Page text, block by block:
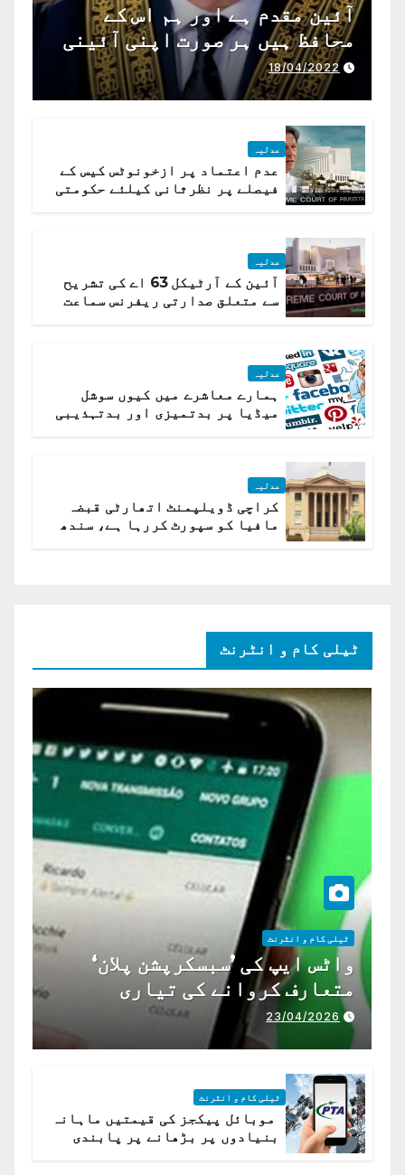
آئین مقدم ہے اور ہم اس کے
محافظ ہیں ہر صورت اپنی آئینی
ذمہ داری ادا کرینگے ، چیف
جسٹس پاکستان
18/04/2022
عدلیہ
عدم اعتماد پر ازخونوٹس کیس کے
فیصلے پر نظرثانی کیلئے حکومتی
عدلیہ
آئین کے آرٹیکل 63 اے کی تشریح
سے متعلق صدارتی ریفرنس سماعت
عدلیہ
ہمارے معاشرے میں کیوں سوشل
میڈیا پر بدتمیزی اور بدتہذیبی
عدلیہ
کراچی ڈویلپمنٹ اتھارٹی قبضہ
مافیا کو سپورٹ کررہا ہے، سندھ
ٹیلی کام و انٹرنٹ
ٹیلی کام و انٹرنٹ
واٹس ایپ کی ’سبسکرپشن پلان‘
متعارف کروانے کی تیاری
23/04/2026
ٹیلی کام و انٹرنٹ
موبائل پیکجز کی قیمتیں ماہانہ
بنیادوں پر بڑھانے پر پابندی